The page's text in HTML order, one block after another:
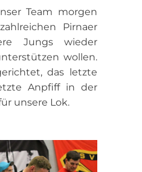
Team morgen
Pirnaer
Jungs wieder
wollen.
das letzte
Anpfiff in der
unsere Lok.